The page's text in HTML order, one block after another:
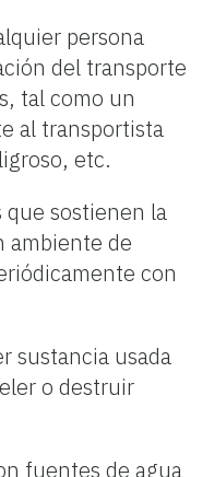
persona
del transporte
tal como un
al transportista
etc.
que sostienen la
ambiente de
con
sustancia usada
o destruir
fuentes de agua